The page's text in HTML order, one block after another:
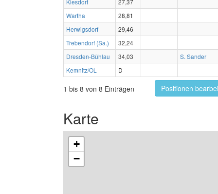
Kiesdorf
27,37
Wartha
28,81
Herwigsdorf
29,46
Trebendorf (Sa.)
32,24
Dresden-Bühlau
34,03
S. Sander
Kemnitz/OL
D
1 bis 8 von 8 Einträgen Positionen
Karte
+
−